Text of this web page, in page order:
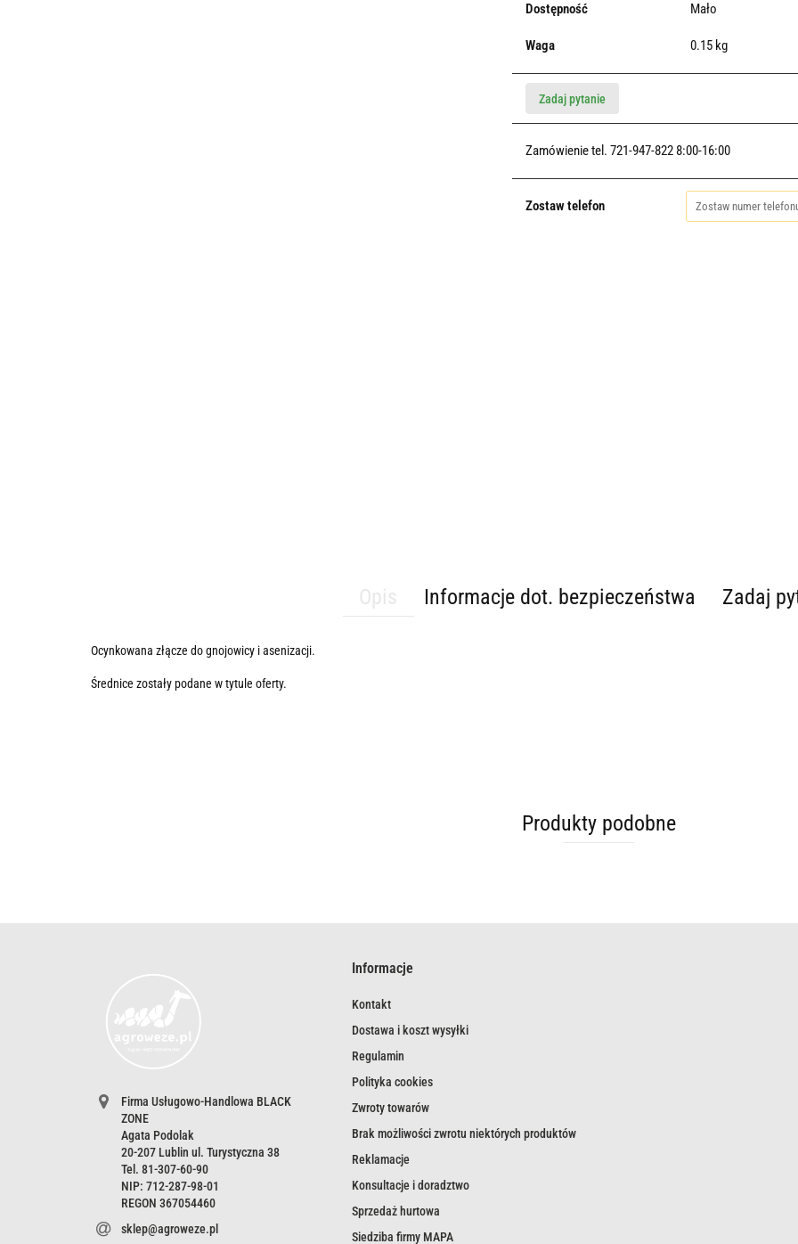
Dostępność Mało
Waga 0.15 kg
Zadaj pytanie
Zamówienie tel. 721-947-822 8:00-16:00
Zostaw telefon
Informacje dot. bezpieczeństwa Zadaj
Ocynkowana złącze do gnojowicy i asenizacji.
Średnice zostały podane w tytule oferty.
Produkty podobne
Firma Usługowo-Handlowa BLACK
ZONE
Agata Podolak
20-207 Lublin ul. Turystyczna 38
Tel. 81-307-60-90
NIP: 712-287-98-01
REGON 367054460
sklep@agroweze.pl
Informacje
Kontakt
Dostawa i koszt wysyłki
Regulamin
Polityka cookies
Zwroty towarów
Brak możliwości zwrotu niektórych produktów
Reklamacje
Konsultacje i doradztwo
Sprzedaż hurtowa
Siedziba firmy MAPA